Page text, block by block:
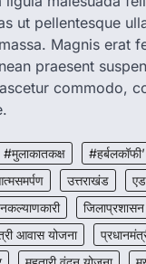
ut pellentesque
Magnis erat
praesent
commodo,
#मुलाकातकक्ष #हर्बलकॉफी’
उत्तराखंड
जिलाप्रशासन
आवास योजना